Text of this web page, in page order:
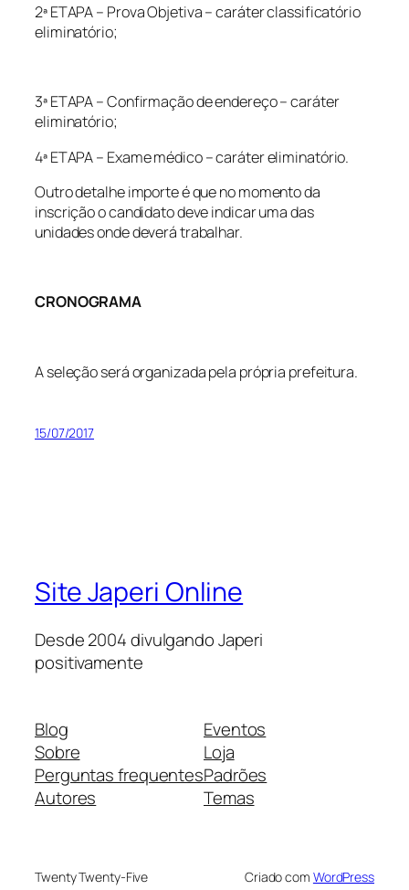
2ª ETAPA – Prova Objetiva – caráter classificatório
eliminatório;
3ª ETAPA – Confirmação de endereço – caráter
eliminatório;
4ª ETAPA – Exame médico – caráter eliminatório.
Outro detalhe importe é que no momento da
inscrição o candidato deve indicar uma das
unidades onde deverá trabalhar.
CRONOGRAMA
A seleção será organizada pela própria prefeitura.
15/07/2017
Site Japeri Online
Desde 2004 divulgando Japeri
positivamente
Blog
Sobre
Perguntas frequentes
Autores
Eventos
Loja
Padrões
Temas
Twenty Twenty-Five Criado com WordPress